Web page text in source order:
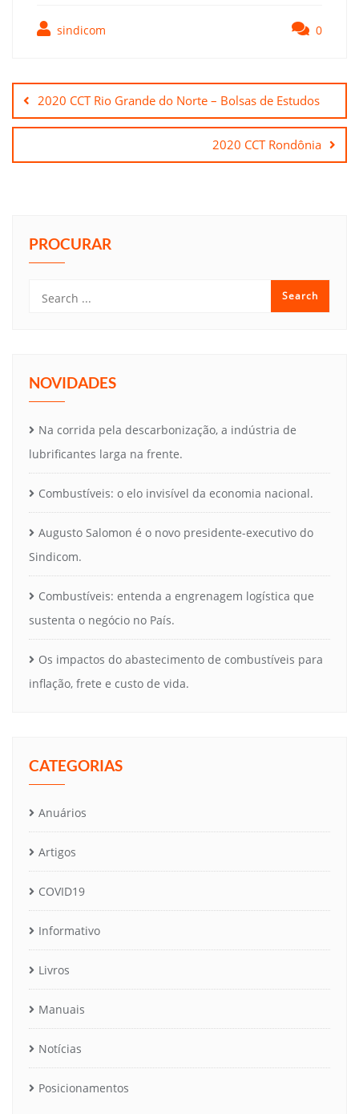
sindicom 0
de
Post2020 CCT Rio Grande do Norte – Bolsas de Estudos
2020 CCT Rondônia
PROCURAR
NOVIDADES
Na corrida pela descarbonização, a indústria de
lubrificantes larga na frente.
Combustíveis: o elo invisível da economia nacional.
Augusto Salomon é o novo presidente-executivo do
Sindicom.
Combustíveis: entenda a engrenagem logística que
sustenta o negócio no País.
Os impactos do abastecimento de combustíveis para
inflação, frete e custo de vida.
CATEGORIAS
Anuários
Artigos
COVID19
Informativo
Livros
Manuais
Notícias
Posicionamentos